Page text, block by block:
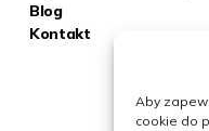
Aby
cookie do
Blog
Kontakt